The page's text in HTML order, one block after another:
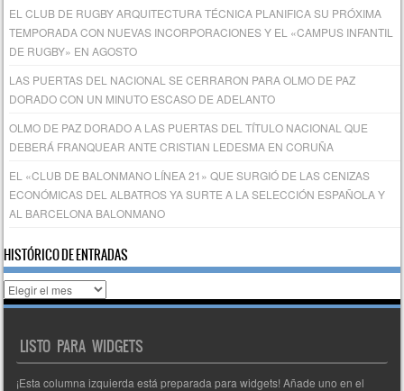
EL CLUB DE RUGBY ARQUITECTURA TÉCNICA PLANIFICA SU PRÓXIMA
TEMPORADA CON NUEVAS INCORPORACIONES Y EL «CAMPUS INFANTIL
DE RUGBY» EN AGOSTO
LAS PUERTAS DEL NACIONAL SE CERRARON PARA OLMO DE PAZ
DORADO CON UN MINUTO ESCASO DE ADELANTO
OLMO DE PAZ DORADO A LAS PUERTAS DEL TÍTULO NACIONAL QUE
DEBERÁ FRANQUEAR ANTE CRISTIAN LEDESMA EN CORUÑA
EL «CLUB DE BALONMANO LÍNEA 21» QUE SURGIÓ DE LAS CENIZAS
ECONÓMICAS DEL ALBATROS YA SURTE A LA SELECCIÓN ESPAÑOLA Y
AL BARCELONA BALONMANO
HISTÓRICO DE ENTRADAS
Histórico
de
LISTO PARA WIDGETS
¡Esta columna izquierda está preparada para widgets! Añade uno en el